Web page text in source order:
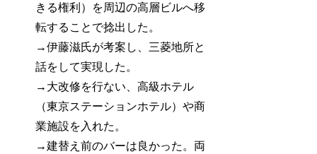
きる権利）を周辺の高層ビルへ移
転することで捻出した。
→伊藤滋氏が考案し、三菱地所と
話をして実現した。
→大改修を行ない、高級ホテル
（東京ステーションホテル）や商
業施設を入れた。
→建替え前のバーは良かった。両